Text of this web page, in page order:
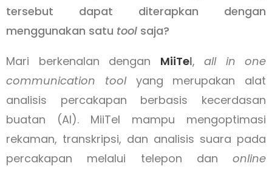
tersebut dapat diterapkan dengan
menggunakan satu tool saja?
Mari berkenalan dengan MiiTel, all in one
communication toolyang merupakan alat
analisis percakapan berbasis kecerdasan
buatan (AI). MiiTel mampu mengoptimasi
rekaman, transkripsi, dan analisis suara pada
percakapan melalui telepon dan online